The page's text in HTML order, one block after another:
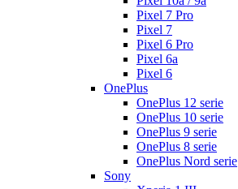
Pixel 7 Pro
Pixel 7
Pixel 6 Pro
Pixel 6a
Pixel 6
OnePlus
OnePlus 12 serie
OnePlus 10 serie
OnePlus 9 serie
OnePlus 8 serie
OnePlus Nord serie
Sony